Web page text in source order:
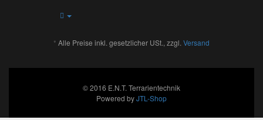
* Alle Preise inkl. gesetzlicher USt., zzgl. Versand
© 2016 E.N.T. Terrarientechnik
Powered byJTL-Shop